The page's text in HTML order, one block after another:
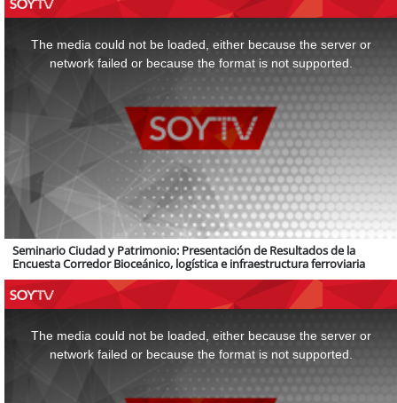
The media could not be loaded, either because the server or
network failed or because the format is not supported.
Seminario Ciudad y Patrimonio: Presentación de Resultados de la
Encuesta Corredor Bioceánico, logística e infraestructura ferroviaria
The media could not be loaded, either because the server or
network failed or because the format is not supported.